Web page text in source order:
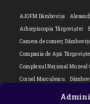
AJOFM Dâmbovița
Arhiepiscopia Târgoviștei
Camera de comerț
Compania de Apă
Complexul Național Muzeal
Cornel Marculescu